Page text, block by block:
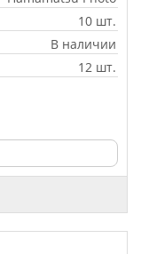
10 шт.
В наличии
12 шт.